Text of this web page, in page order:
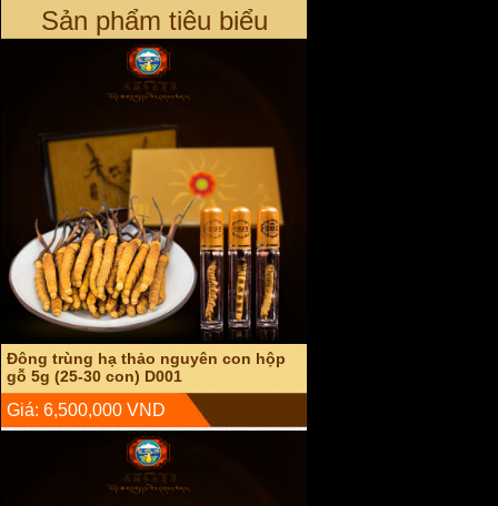
Sản phẩm tiêu biểu
Đông trùng hạ thảo nguyên con hộp
gỗ 5g (25-30 con) D001
Giá: 6,500,000 VND